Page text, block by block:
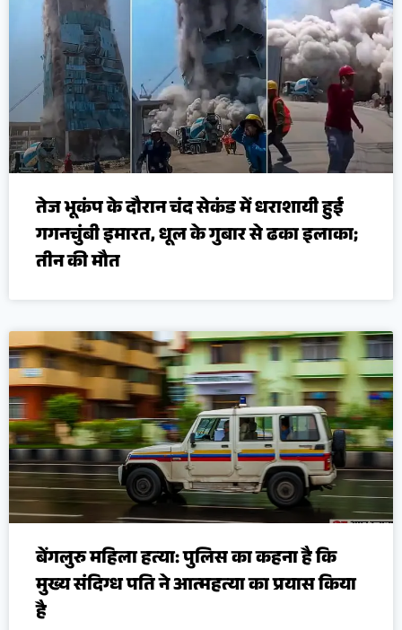
तेज भूकंप के दौरान चंद सेकंड में धराशायी हुई
गगनचुंबी इमारत, धूल के गुबार से ढका इलाका;
तीन की मौत
बेंगलुरु महिला हत्या: पुलिस का कहना है कि
मुख्य संदिग्ध पति ने आत्महत्या का प्रयास किया
है